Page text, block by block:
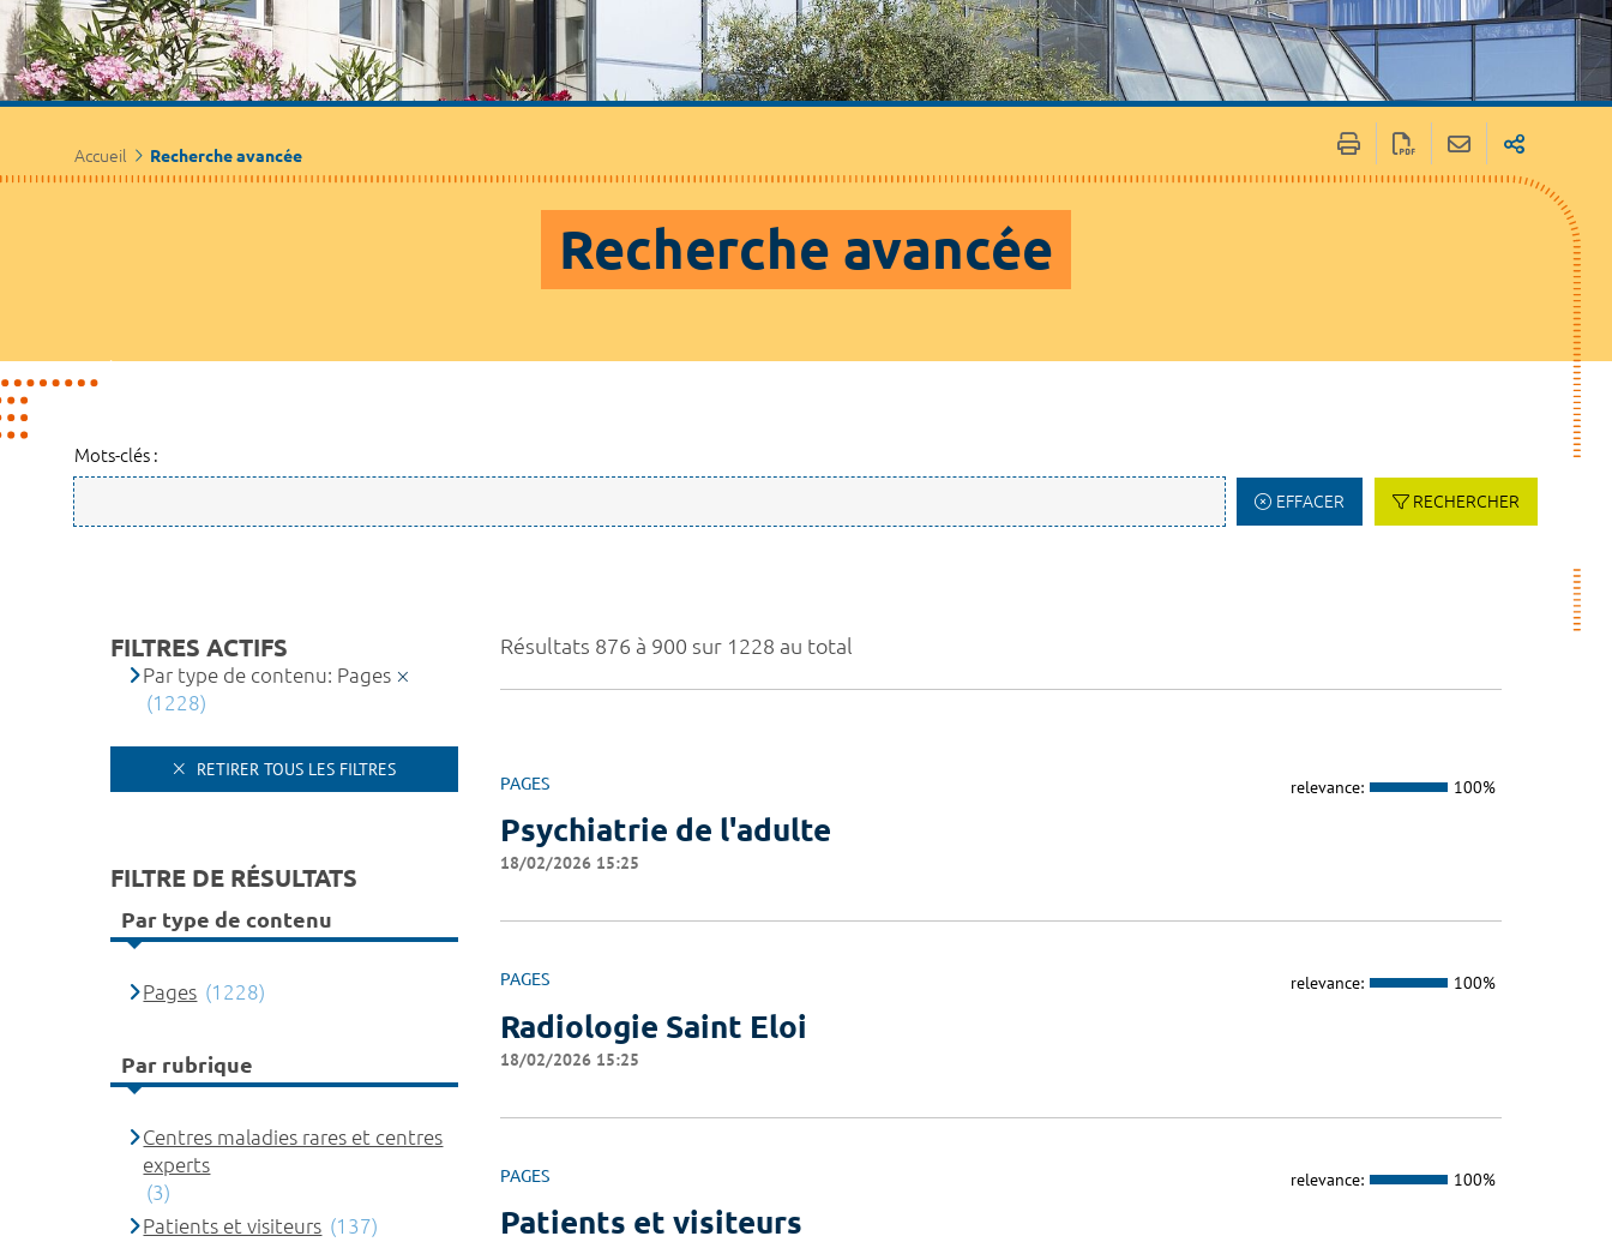
Accueil Recherche avancée
Recherche avancée
Mots-clés :
EFFACER RECHERCHER
Résultats 876 à 900 sur 1228 au total
PAGES relevance: 100%
Psychiatrie de l'adulte
18/02/2026 15:25
PAGES relevance: 100%
Radiologie Saint Eloi
18/02/2026 15:25
PAGES relevance: 100%
Patients et visiteurs
FILTRES ACTIFS
Par type de contenu: Pages
(1228)
RETIRER TOUS LES FILTRES
FILTRE DE RÉSULTATS
Par type de contenu
Pages (1228)
Par rubrique
Centres maladies rares et centres
experts
(3)
Patients et visiteurs (137)